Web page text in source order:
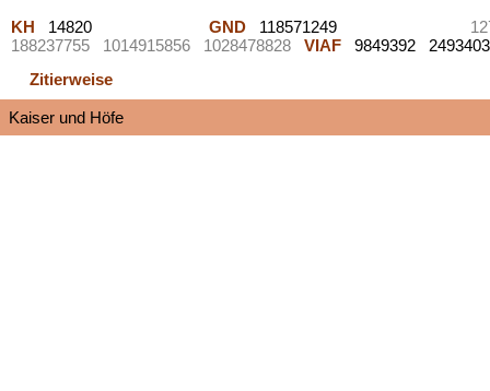
KH 14820 GND 118571249
188237755
1014915856 1028478828 VIAF
9849392
Zitierweise
Kaiser und Höfe